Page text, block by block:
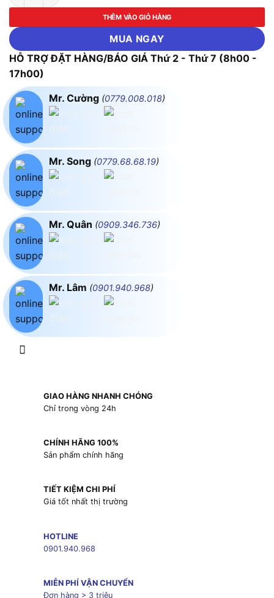
THÊM VÀO GIỎ HÀNG
MUA NGAY
HỖ TRỢ ĐẶT HÀNG/BÁO GIÁ Thứ 2 - Thứ 7 (8h00 -
17h00)
Mr. Cường (0779.008.018)
Mr. Song (0779.68.68.19)
Mr. Quân (0909.346.736)
Mr. Lâm (0901.940.968)
GIAO HÀNG NHANH CHÓNG
Chỉ trong vòng 24h
CHÍNH HÃNG 100%
Sản phẩm chính hãng
TIẾT KIỆM CHI PHÍ
Giá tốt nhất thị trường
HOTLINE
0901.940.968
MIỄN PHÍ VẬN CHUYỂN
Đơn hàng > 3 triệu